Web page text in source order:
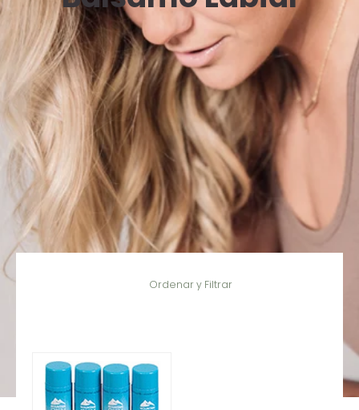
Saltar al contenido principalOrdenar y Filtrar